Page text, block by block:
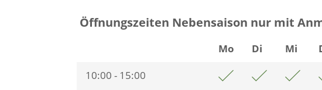
Öffnungszeiten Nebensaison nur mit
Mo Di Mi
10:00 - 15:00